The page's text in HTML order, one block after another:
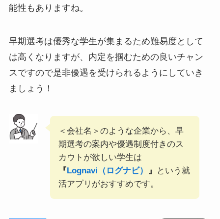
能性もありますね。
早期選考は優秀な学生が集まるため難易度として
は高くなりますが、内定を掴むための良いチャン
スですので是非優遇を受けられるようにしていき
ましょう！
＜会社名＞のような企業から、早
期選考の案内や優遇制度付きのス
カウトが欲しい学生は
『Lognavi（ログナビ） 』
という就
活アプリがおすすめです。